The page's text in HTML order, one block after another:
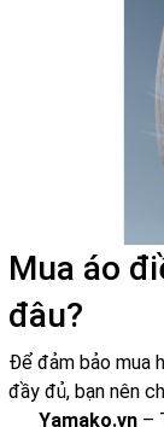
Mua áo
đâu?
Để đảm bảo mua
đầy đủ, bạn nên
Yamako.vn –